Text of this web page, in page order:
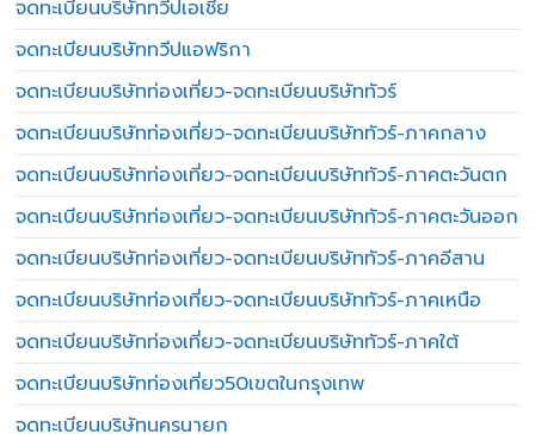
จดทะเบียนบริษัททวีปเอเชีย
จดทะเบียนบริษัททวีปแอฟริกา
จดทะเบียนบริษัทท่องเที่ยว-จดทะเบียนบริษัททัวร์
จดทะเบียนบริษัทท่องเที่ยว-จดทะเบียนบริษัททัวร์-ภาคกลาง
จดทะเบียนบริษัทท่องเที่ยว-จดทะเบียนบริษัททัวร์-ภาคตะวันตก
จดทะเบียนบริษัทท่องเที่ยว-จดทะเบียนบริษัททัวร์-ภาคตะวันออก
จดทะเบียนบริษัทท่องเที่ยว-จดทะเบียนบริษัททัวร์-ภาคอีสาน
จดทะเบียนบริษัทท่องเที่ยว-จดทะเบียนบริษัททัวร์-ภาคเหนือ
จดทะเบียนบริษัทท่องเที่ยว-จดทะเบียนบริษัททัวร์-ภาคใต้
จดทะเบียนบริษัทท่องเที่ยว50เขตในกรุงเทพ
จดทะเบียนบริษัทนครนายก